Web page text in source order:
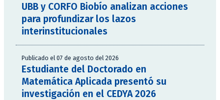
UBB y CORFO Biobío analizan acciones
para profundizar los lazos
interinstitucionales
Publicado el 07 de agosto del 2026
Estudiante del Doctorado en
Matemática Aplicada presentó su
investigación en el CEDYA 2026